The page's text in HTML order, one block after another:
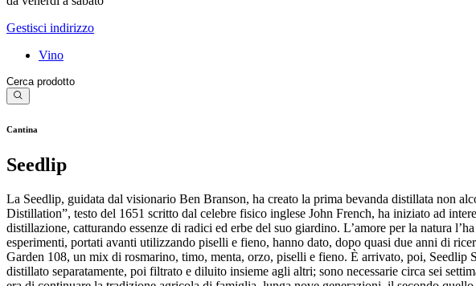
Gestisci indirizzo
Vino
Cantina
Seedlip
La Seedlip, guidata dal visionario Ben Branson, ha creato la prima bevanda distillata non
Distillation”, testo del 1651 scritto dal celebre fisico inglese John French, ha iniziato ad
distillazione, catturando essenze di radici ed erbe del suo giardino. L’amore per la natura
esperimenti, portati avanti utilizzando piselli e fieno, hanno dato, dopo quasi due anni di
Garden 108, un mix di rosmarino, timo, menta, orzo, piselli e fieno. È arrivato, poi,
distillato separatamente, poi filtrato e diluito insieme agli altri; sono necessarie circa sei